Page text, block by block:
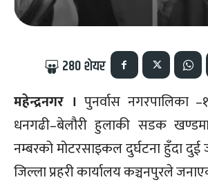
280शेयर
महेन्द्रनगर । पुनर्वास नगरपालिका
धनगढी–बेलौरी हुलाकी सडक
नम्बरको मोटरसाइकल दुर्घटना हुँदा
जिल्ला प्रहरी कार्यालय कञ्चनपुरले